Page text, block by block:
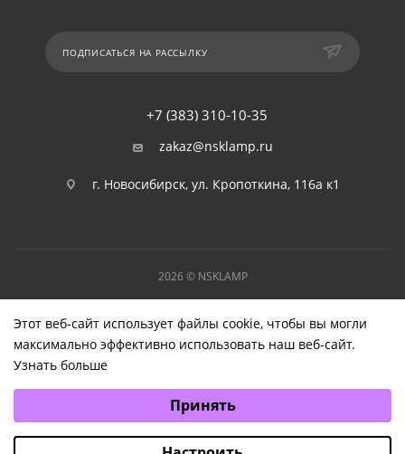
ПОДПИСАТЬСЯ НА РАССЫЛКУ
+7 (383) 310-10-35
zakaz@nsklamp.ru
г. Новосибирск, ул. Кропоткина, 116а к1
2026 © NSKLAMP
Этот веб-сайт использует файлы cookie, чтобы вы могли
максимально эффективно использовать наш веб-сайт.
Узнать больше
Аналитические/Функциональные
Принять